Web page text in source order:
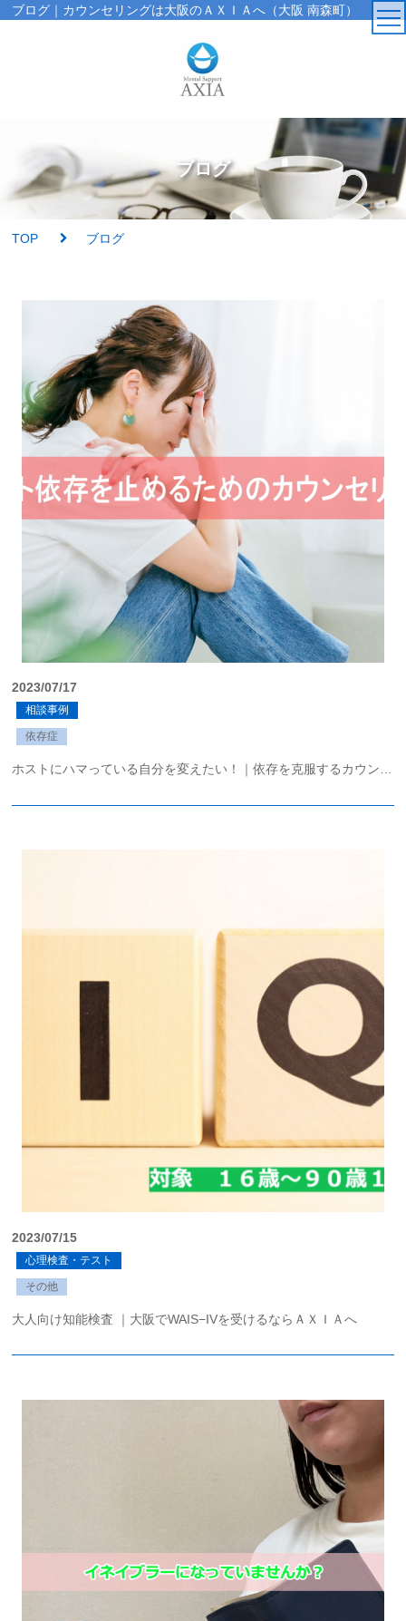
ブログ｜カウンセリングは大阪のＡＸＩＡへ（大阪 南森町）
アクセス・受付時間
サービス・料金一覧
AXIAの特徴
初めての方へ
法人様向けサービス
ハラスメント対策資格
質問一覧
ブログ
会社概要
採用情報
ブログ
TOP ブログ
2023/07/17
相談事例
依存症
ホストにハマっている自分を変えたい！｜依存を克服するカウンセリング
2023/07/15
心理検査・テスト
その他
大人向け知能検査 ｜大阪でWAIS−IVを受けるならＡＸＩＡへ